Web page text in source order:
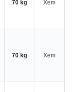
70 kg Xem
70 kg Xem